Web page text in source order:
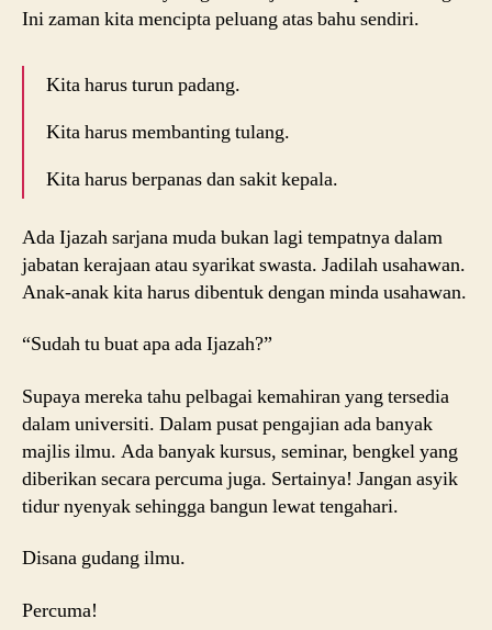
Ini zaman kita mencipta peluang atas bahu sendiri.
Kita harus turun padang.
Kita harus membanting tulang.
Kita harus berpanas dan sakit kepala.
Ada Ijazah sarjana muda bukan lagi tempatnya dalam
jabatan kerajaan atau syarikat swasta. Jadilah usahawan.
Anak-anak kita harus dibentuk dengan minda usahawan.
“Sudah tu buat apa ada Ijazah?”
Supaya mereka tahu pelbagai kemahiran yang tersedia
dalam universiti. Dalam pusat pengajian ada banyak
majlis ilmu. Ada banyak kursus, seminar, bengkel yang
diberikan secara percuma juga. Sertainya! Jangan asyik
tidur nyenyak sehingga bangun lewat tengahari.
Disana gudang ilmu.
Percuma!